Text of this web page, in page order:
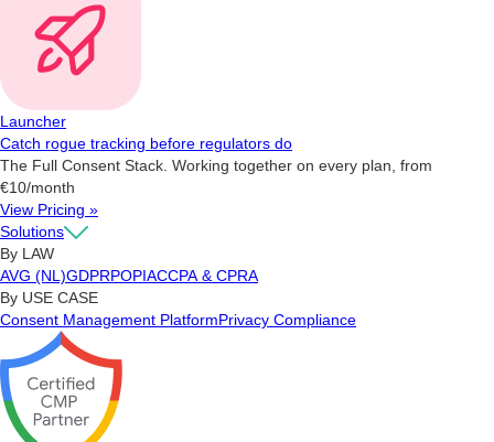
Launcher
Catch rogue tracking before regulators do
The Full Consent Stack. Working together on every plan, from
€10/month
View Pricing »
Solutions
By LAW
AVG (NL)GDPRPOPIACCPA & CPRA
By USE CASE
Consent Management PlatformPrivacy Compliance